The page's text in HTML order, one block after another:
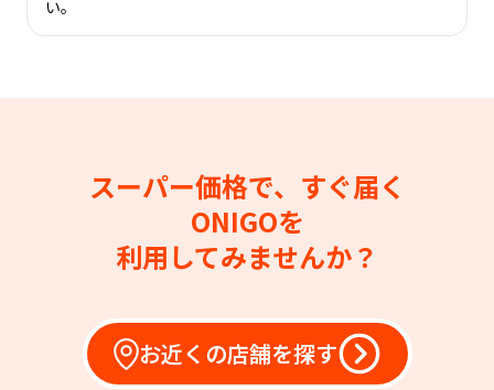
い。
スーパー価格で、すぐ届く
ONIGOを
利用してみませんか？
お近くの店舗を探す